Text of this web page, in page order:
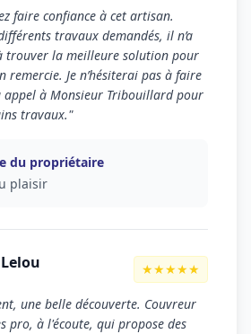
faire confiance à cet artisan.
travaux demandés, il n’a
trouver la meilleure solution pour
remercie. Je n’hésiterai pas à faire
appel à Monsieur Tribouillard pour
travaux."
du propriétaire
plaisir
★★★★★
une belle découverte. Couvreur
pro, à l'écoute, qui propose des